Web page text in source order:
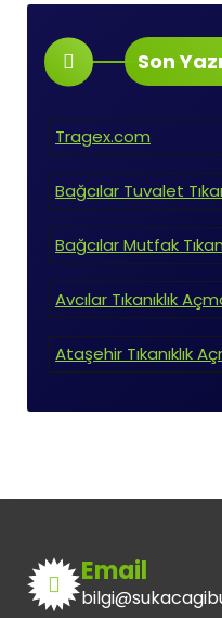
Son
Tragex.com
Bağcılar Tuvalet
Bağcılar Mutfak
Avcılar Tıkanıklık
Ataşehir Tıkanıklık
Email